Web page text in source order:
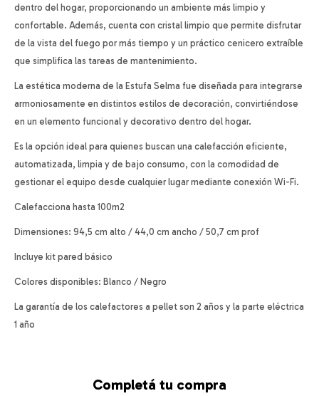
dentro del hogar, proporcionando un ambiente más limpio y
confortable. Además, cuenta con cristal limpio que permite disfrutar
de la vista del fuego por más tiempo y un práctico cenicero extraíble
que simplifica las tareas de mantenimiento.
La estética moderna de la Estufa Selma fue diseñada para integrarse
armoniosamente en distintos estilos de decoración, convirtiéndose
en un elemento funcional y decorativo dentro del hogar.
Es la opción ideal para quienes buscan una calefacción eficiente,
automatizada, limpia y de bajo consumo, con la comodidad de
gestionar el equipo desde cualquier lugar mediante conexión Wi-Fi.
Calefacciona hasta 100m2
Dimensiones: 94,5 cm alto / 44,0 cm ancho / 50,7 cm prof
Incluye kit pared básico
Colores disponibles: Blanco / Negro
La garantía de los calefactores a pellet son 2 años y la parte eléctrica
1 año
Completá tu compra